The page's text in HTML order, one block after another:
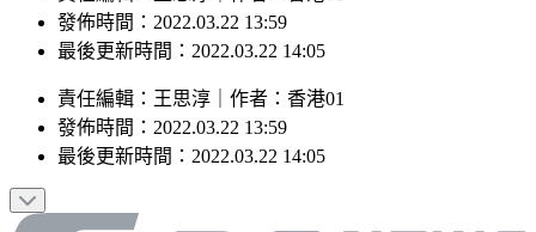
發佈時間：2022.03.22 13:59
最後更新時間：2022.03.22 14:05
責任編輯 ： 王思淳 作者 ： 香港01
發佈時間： 2022.03.22 13:59
最後更新時間： 2022.03.22 14:05